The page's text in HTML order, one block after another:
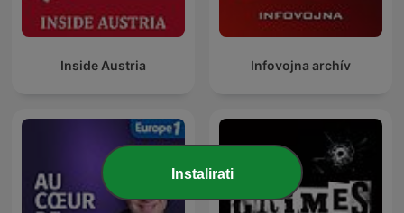
Inside Austria Infovojna archív
Instalirati